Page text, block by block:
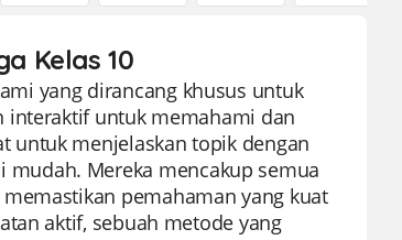
Kelas 10
yang dirancang khusus untuk
interaktif untuk memahami dan
untuk menjelaskan topik dengan
Mereka mencakup semua
pemahaman yang kuat
aktif, sebuah metode yang